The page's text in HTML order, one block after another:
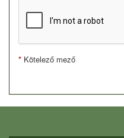
* Kötelező mező